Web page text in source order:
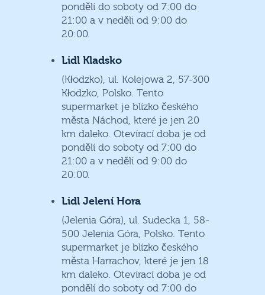
pondělí do soboty od 7:00 do
21:00 a v neděli od 9:00 do
20:00.
Lidl Kladsko
(Kłodzko), ul. Kolejowa 2, 57-300
Kłodzko, Polsko. Tento
supermarket je blízko českého
města Náchod, které je jen 20
km daleko. Otevírací doba je od
pondělí do soboty od 7:00 do
21:00 a v neděli od 9:00 do
20:00.
Lidl Jelení Hora
(Jelenia Góra), ul. Sudecka 1, 58-
500 Jelenia Góra, Polsko. Tento
supermarket je blízko českého
města Harrachov, které je jen 18
km daleko. Otevírací doba je od
pondělí do soboty od 7:00 do